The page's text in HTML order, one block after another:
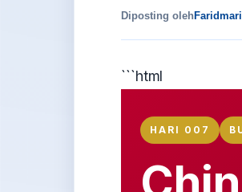
Diposting oleh
```html
HARI 007